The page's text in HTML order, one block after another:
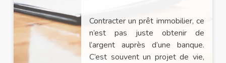
Contracter un prêt immobilier, ce
n’est pas juste obtenir de
l’argent auprès d’une banque.
C’est souvent un projet de vie,